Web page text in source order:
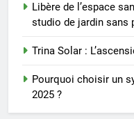
Libère de l’espace
studio de jardin sans
Trina Solar :
Pourquoi choisir un
2025 ?